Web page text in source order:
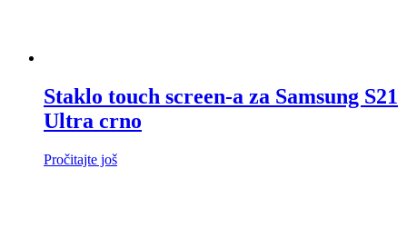
Staklo touch screen-a za Samsung S21
Ultra crno
Pročitajte još